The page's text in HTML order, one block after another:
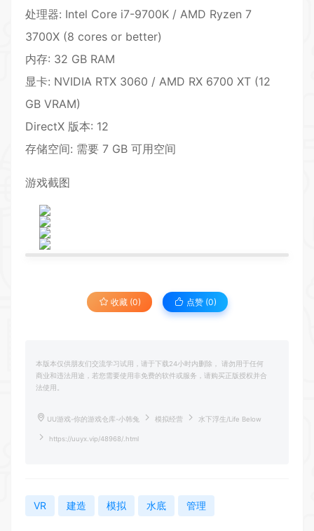
处理器: Intel Core i7-9700K / AMD Ryzen 7
3700X (8 cores or better)
内存: 32 GB RAM
显卡: NVIDIA RTX 3060 / AMD RX 6700 XT (12
GB VRAM)
DirectX 版本: 12
存储空间: 需要 7 GB 可用空间
游戏截图
收藏 (0) 点赞 (0)
本版本仅供朋友们交流学习试用，请于下载24小时内删除， 请勿用于任何
商业和违法用途，若您需要使用非免费的软件或服务，请购买正版授权并合
法使用。
UU游戏-你的游戏仓库-小韩兔 模拟经营 水下浮生/Life Below
https://uuyx.vip/48968/.html
VR 建造 模拟 水底 管理